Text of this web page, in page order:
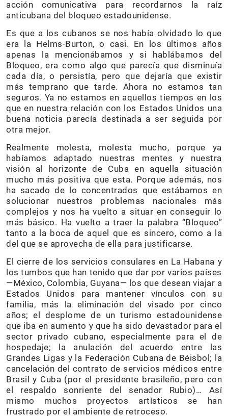
acción comunicativa para recordarnos la raíz
anticubana del bloqueo estadounidense.
Es que a los cubanos se nos había olvidado lo que
era la Helms-Burton, o casi. En los últimos años
apenas la mencionábamos y si hablábamos del
Bloqueo, era como algo que parecía que disminuía
cada día, o persistía, pero que dejaría que existir
más temprano que tarde. Ahora no estamos tan
seguros. Ya no estamos en aquellos tiempos en los
que en nuestra relación con los Estados Unidos una
buena noticia parecía destinada a ser seguida por
otra mejor.
Realmente molesta, molesta mucho, porque ya
habíamos adaptado nuestras mentes y nuestra
visión al horizonte de Cuba en aquella situación
mucho más positiva que esta. Porque además, nos
ha sacado de lo concentrados que estábamos en
solucionar nuestros problemas nacionales más
complejos y nos ha vuelto a situar en conseguir lo
más básico. Ha vuelto a traer la palabra “Bloqueo”
tanto a la boca de aquel que es sincero, como a la
del que se aprovecha de ella para justificarse.
El cierre de los servicios consulares en La Habana y
los tumbos que han tenido que dar por varios países
—México, Colombia, Guyana— los que desean viajar a
Estados Unidos para mantener vínculos con su
familia, más la eliminación del visado por cinco
años; el desplome de un turismo estadounidense
que iba en aumento y que ha sido devastador para el
sector privado cubano, especialmente para el de
hospedaje; la anulación del acuerdo entre las
Grandes Ligas y la Federación Cubana de Béisbol; la
cancelación del contrato de servicios médicos entre
Brasil y Cuba (por el presidente brasileño, pero con
el respaldo sonriente del senador Rubio)… Así
mismo muchos proyectos artísticos se han
frustrado por el ambiente de retroceso.